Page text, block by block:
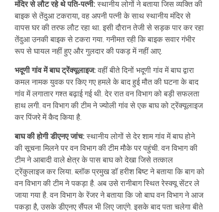
मंदिर से लौट रहे थे पति-पत्नी: स्थानीय लोगों ने बताया जिस व्यक्ति की
बाइक से तेंदुआ टकराया, वह अपनी पत्नी के साथ स्थानीय मंदिर से
वापस घर की तरफ लौट रहा था. इसी दौरान तेजी से सड़क पार कर रहा
तेंदुआ उनकी बाइक से टकरा गया. गनीमत रही कि बाइक सवार गंभीर
रूप से घायल नहीं हुए और गुलदार की पकड़ में नहीं आए.
भदूणी गांव में बाघ ट्रेंक्यूलाइज: वहीं बीते दिनों भदूणी गांव में बाघ द्वारा
कमल नामक युवक पर किए गए हमले के बाद हुई मौत की घटना के बाद
गांव में लगातार गश्त बढ़ाई गई थी. देर रात वन विभाग को बड़ी सफलता
हाथ लगी. वन विभाग की टीम ने ज्योली गांव से एक बाघ को ट्रेंक्यूलाइज
कर पिंजरे में कैद किया है.
बाघ की होगी डीएनए जांच: स्थानीय लोगों से देर शाम गांव में बाघ होने
की सूचना मिलने पर वन विभाग की टीम मौके पर पहुंची. वन विभाग की
टीम ने आबादी वाले क्षेत्र के पास बाघ को देखा जिसे तत्काल
ट्रेंकुलाइज कर लिया. ब्लॉक प्रमुख डॉ हरीश बिष्ट ने बताया कि बाग को
वन विभाग की टीम ने पकड़ा है. अब उसे रानीबाग स्थित रेस्क्यू सेंटर ले
जाया गया है. वन विभाग के रेंजर ने बताया कि जो बाघ वन विभाग ने आज
पकड़ा है, उसके डीएनए सैंपल भी लिए जाएंगे. इसके बाद पता चलेगा बीते